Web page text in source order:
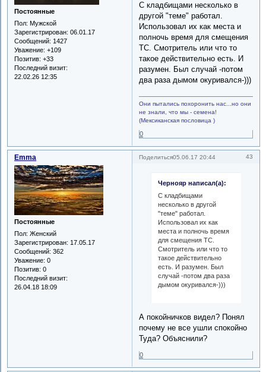
Постоянные
Пол: Мужской
Зарегистрирован: 06.01.17
Сообщений: 1427
Уважение: +109
Позитив: +33
Последний визит:
22.02.26 12:35
С кладбищами несколько в
другой "теме" работал.
Использовал их как места и
полночь время для смещения
ТС. Смотритель или что то
такое действительно есть. И
разумен. Был случай -потом
два раза дымом окуривался-)))
Они пытались похоронить нас...но они
не знали, что мы - семена!
(Мексиканская пословица )
0
Поделиться 43
05.06.17 20:44
Emma
Постоянные
Пол: Женский
Зарегистрирован: 17.05.17
Сообщений: 362
Уважение: 0
Позитив: 0
Последний визит:
26.04.18 18:09
Чернояр написал(а):
С кладбищами
несколько в другой
"теме" работал.
Использовал их как
места и полночь время
для смещения ТС.
Смотритель или что то
такое действительно
есть. И разумен. Был
случай -потом два раза
дымом окуривался-)))
А покойничков видел? Понял
почему не все ушли спокойно
Туда? Объяснили?
0